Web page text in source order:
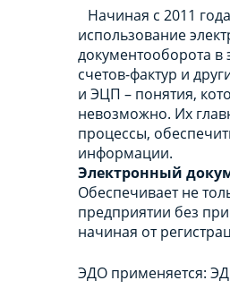
Начиная с 2011
использование
документооборота
счетов-фактур и
и ЭЦП – понятия,
невозможно. Их
процессы,
информации.
Электронный
Обеспечивает не
предприятии без
начиная от
ЭДО применяется: